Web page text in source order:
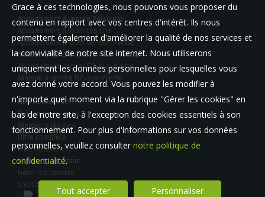
Appartement à vendre Palaiseau
Appartement à louer Les Ulis
Appartement à louer Gif-sur-Yvette
Maison à vendre Villebon-sur-Yvette
Appartement à louer Gif-sur-Yvette
Maison à vendre Gif-sur-Yvette
Nos Honoraires
Qui sommes-nous
Mentions légales
Offre complète
Plan du site
Espace propriétaire
Gérer les cookies
Création site internet immobilier
Grace à ces technologies, nous pouvons vous proposer du
contenu en rapport avec vos centres d'intérêt. Ils nous
permettent également d'améliorer la qualité de nos services et
la convivialité de notre site internet. Nous utiliserons
uniquement les données personnelles pour lesquelles vous
avez donné votre accord. Vous pouvez les modifier à
n'importe quel moment via la rubrique "Gérer les cookies" en
bas de notre site, à l'exception des cookies essentiels à son
fonctionnement. Pour plus d'informations sur vos données
personnelles, veuillez consulter notre politique de
confidentialité.
Tout accepter Personnaliser